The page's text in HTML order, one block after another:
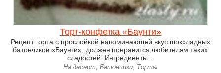
Торт-конфетка «Баунти»
Рецепт торта с прослойкой напоминающей вкус шоколадных
батончиков «Баунти», должен понравится любителям таких
сладостей. Ингредиенты:..
На десерт, Батончики, Торты